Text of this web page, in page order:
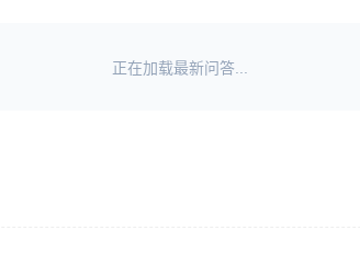
正在加载最新问答...